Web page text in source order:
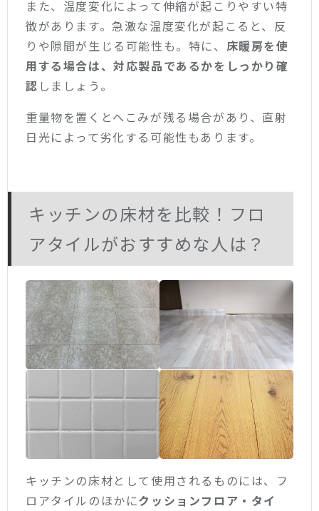
また、温度変化によって伸縮が起こりやすい特
徴があります。急激な温度変化が起こると、反
りや隙間が生じる可能性も。特に、 床暖房を使
用する場合は、対応製品であるかをしっかり確
認 しましょう。
重量物を置くとへこみが残る場合があり、直射
日光によって劣化する可能性もあります。
キッチンの床材を比較！フロ
アタイルがおすすめな人は？
キッチンの床材として使用されるものには、フ
ロアタイルのほかにクッションフロア・タイ